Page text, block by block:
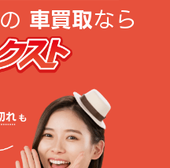
の 車買取なら